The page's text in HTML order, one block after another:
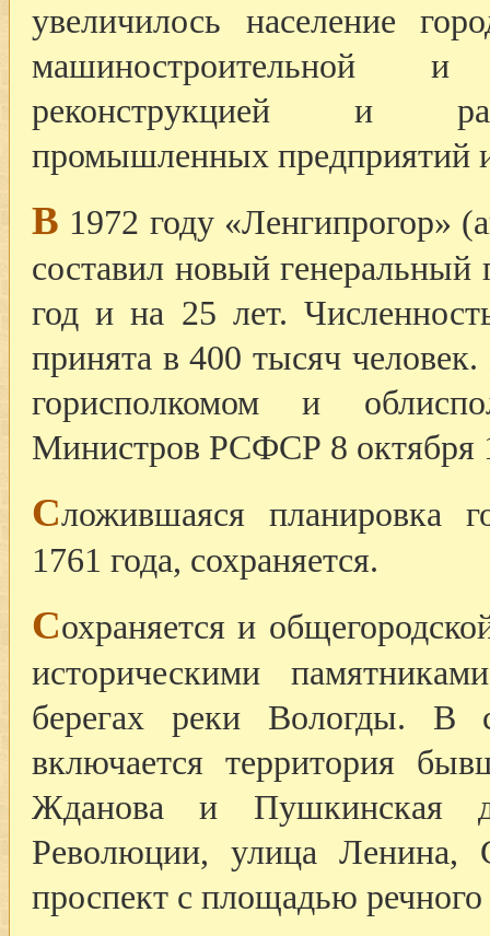
увеличилось население
машиностроительной
реконструкцией и
промышленных предприятий
В 1972 году «Ленгипрогор»
составил новый
год и на 25 лет.
принята в 400 тысяч
горисполкомом и
Министров РСФСР 8 октября
Сложившаяся планировка
1761 года, сохраняется.
Сохраняется и
историческими
берегах реки Вологды. В
включается территория
Жданова и Пушкинская
Революции, улица Ленина,
проспект с площадью речного